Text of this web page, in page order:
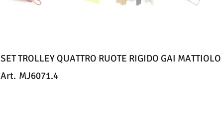
SET TROLLEY QUATTRO RUOTE RIGIDO GAI MATTIOLO
Art. MJ6071.4